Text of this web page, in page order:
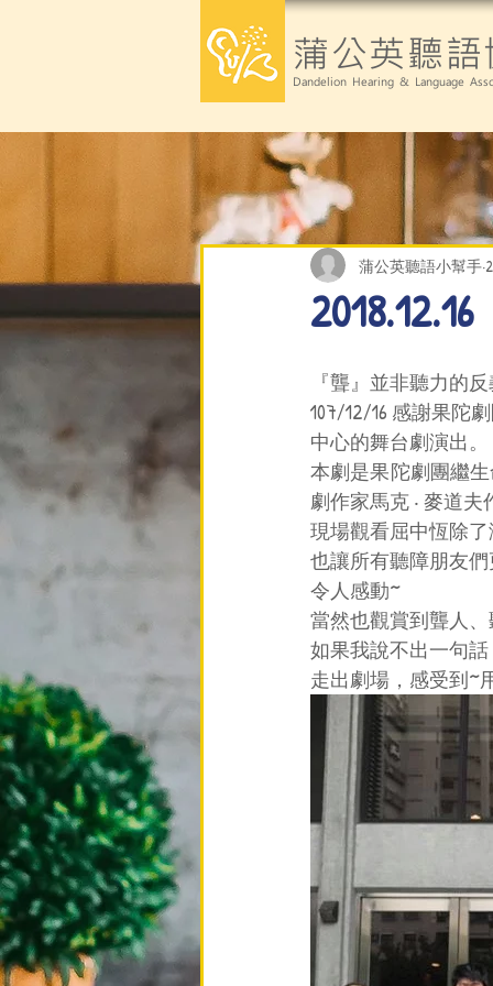
蒲公英聽
Dandelion Hearing & Language
蒲公英聽語小幫手
『聾』並非聽力的
107/12/16 感謝果陀
中心的舞台劇演出。
本劇是果陀劇團繼
劇作家馬克 ‧ 麥道
現場觀看屈中恆除
也讓所有聽障朋友
令人感動~
當然也觀賞到聾人
如果我說不出一句
走出劇場，感受到~